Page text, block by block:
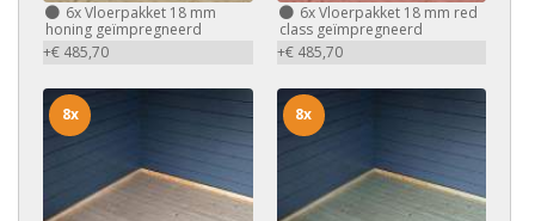
6xVloerpakket 18 mm
honing geïmpregneerd
+€ 485,70
6xVloerpakket 18 mm red
class geïmpregneerd
+€ 485,70
8x 8x